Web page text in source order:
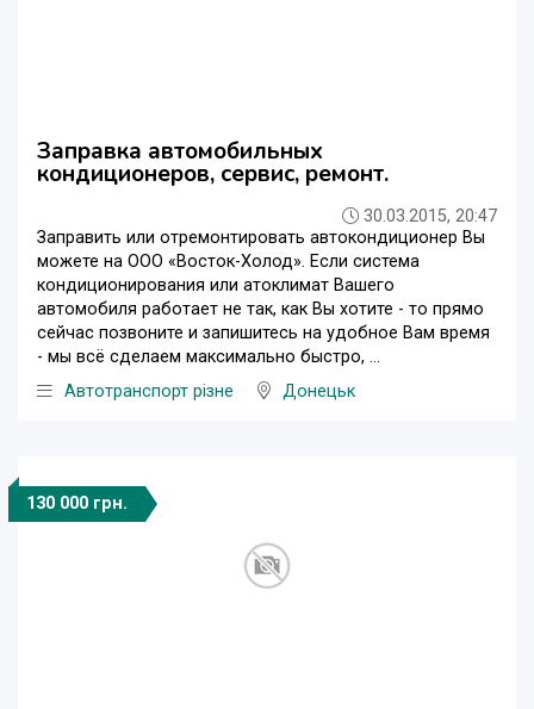
Заправка автомобильных
кондиционеров, сервис, ремонт.
30.03.2015, 20:47
Заправить или отремонтировать автокондиционер Вы
можете на ООО «Восток-Холод». Если система
кондиционирования или атоклимат Вашего
автомобиля работает не так, как Вы хотите - то прямо
сейчас позвоните и запишитесь на удобное Вам время
- мы всё сделаем максимально быстро, ...
Автотранспорт різне
Донецьк
130 000 грн.